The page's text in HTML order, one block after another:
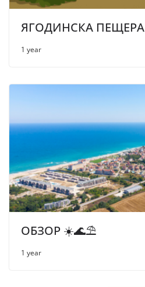
ЯГОДИНСКА ПЕЩЕРА
1 year
ОБЗОР ☀️🌊⛱
1 year